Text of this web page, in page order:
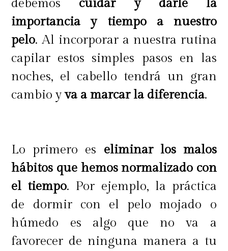
debemos cuidar y darle la
importancia y tiempo a nuestro
pelo. Al incorporar a nuestra rutina
capilar estos simples pasos en las
noches, el cabello tendrá un gran
cambio yva a marcar la diferencia.
Lo primero es eliminar los malos
hábitos que hemos normalizado con
el tiempo. Por ejemplo, la práctica
de dormir con el pelo mojado o
húmedo es algo que no va a
favorecer de ninguna manera a tu